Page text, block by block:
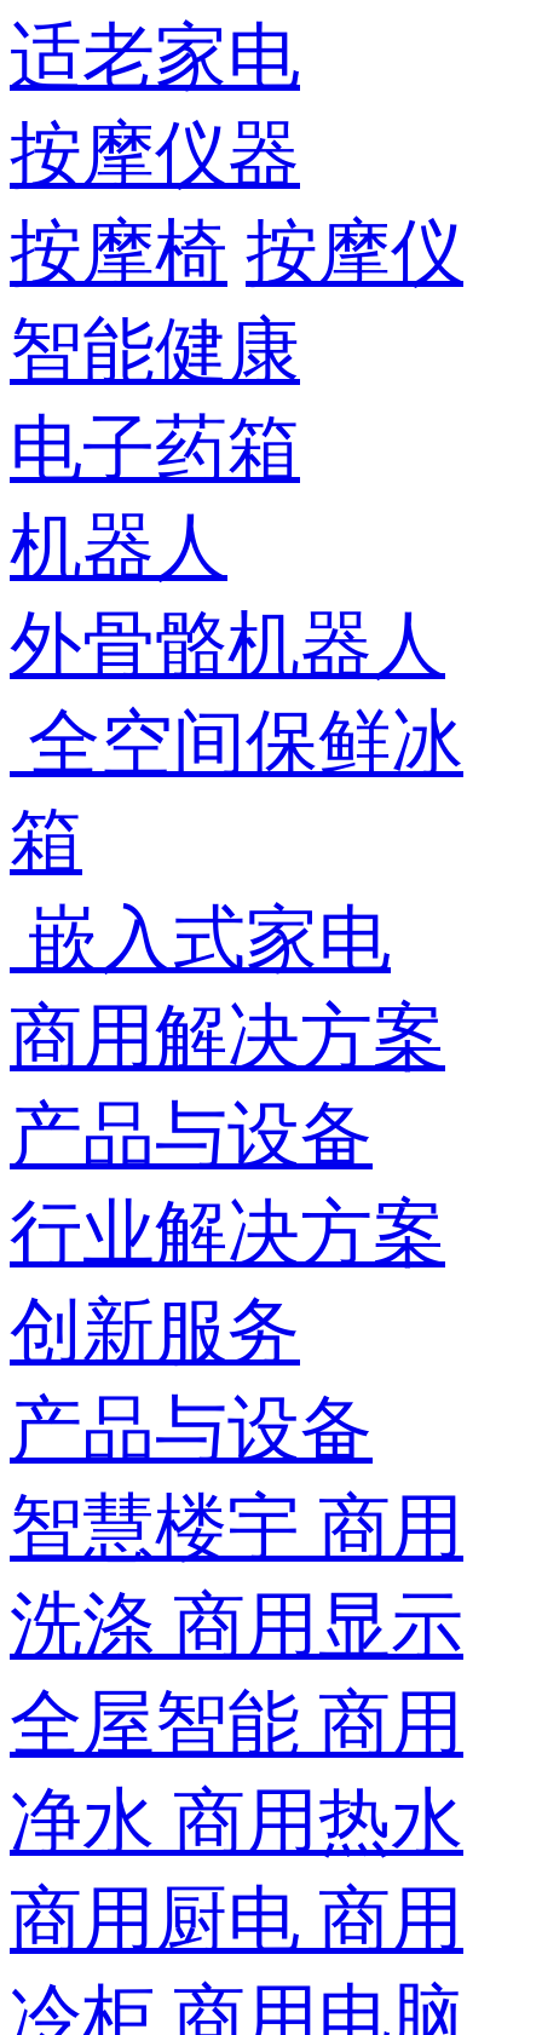
适老家电
按摩仪器
按摩椅 按摩仪
智能健康
电子药箱
机器人
外骨骼机器人
全空间保鲜冰
箱
嵌入式家电
商用解决方案
产品与设备
行业解决方案
创新服务
产品与设备
智慧楼宇 商用
洗涤 商用显示
全屋智能 商用
净水 商用热水
商用厨电 商用
冷柜 商用电脑